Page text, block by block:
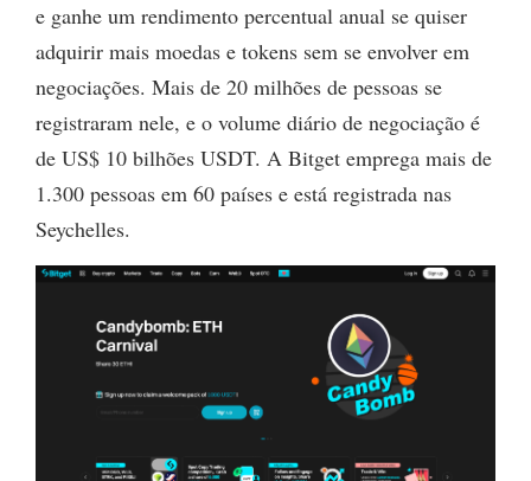
e ganhe um rendimento percentual anual se quiser
adquirir mais moedas e tokens sem se envolver em
negociações. Mais de 20 milhões de pessoas se
registraram nele, e o volume diário de negociação é
de US$ 10 bilhões USDT. A Bitget emprega mais de
1.300 pessoas em 60 países e está registrada nas
Seychelles.